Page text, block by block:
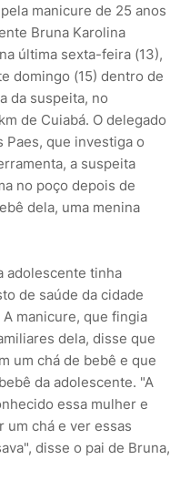
manicure de 25 anos
Bruna Karolina
última sexta-feira (13),
domingo (15) dentro de
da suspeita, no
de Cuiabá. O delegado
Paes, que investiga o
a suspeita
no poço depois de
dela, uma menina
adolescente tinha
de saúde da cidade
manicure, que fingia
dela, disse que
um chá de bebê e que
da adolescente. "A
essa mulher e
um chá e ver essas
disse o pai de Bruna,